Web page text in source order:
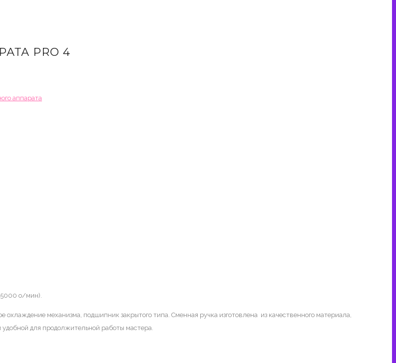
PRO 4
аппарата
о/мин).
механизма, подшипник закрытого типа. Сменная ручка изготовлена из качественного материала,
удобной для продолжительной работы мастера.